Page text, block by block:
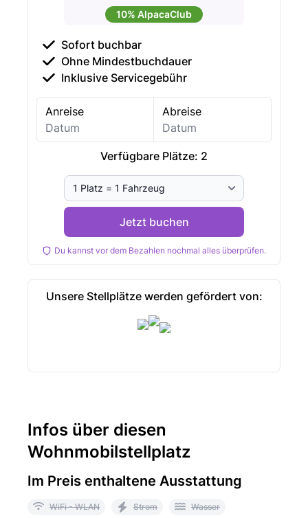
10% AlpacaClub
Sofort buchbar
Ohne Mindestbuchdauer
Inklusive Servicegebühr
Anreise Abreise
Verfügbare Plätze: 2
Jetzt buchen
Du kannst vor dem Bezahlen nochmal alles überprüfen.
Unsere Stellplätze werden gefördert von:
Infos über diesen
Wohnmobilstellplatz
Im Preis enthaltene Ausstattung
WiFi - WLAN Strom Wasser